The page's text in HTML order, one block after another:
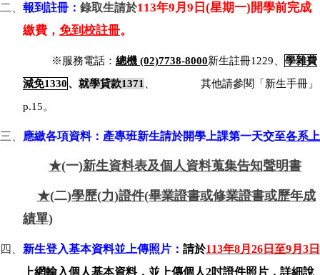
二、 報到註冊： 錄取生請於113年9月9日(星期一)開學前完成
繳費， 免到校註冊。
※服務電話： 總機 (02)7738-8000新生註冊1229、 學雜費
減免1330、就學貸款1371
其他請參閱「新生手冊」
p.15。
三、 應繳各項資料：產專班新生請於開學上課第一天交至各系上
★(一)新生資料表及個人資料蒐集告知聲明書
★(二)學歷(力)證件(畢業證書或修業證書或歷年成
績單)
四、 新生登入基本資料並上傳照片： 請於113年8月26日至9月3日
上網輸入個人基本資料，並上傳個人2吋證件照片，詳細說